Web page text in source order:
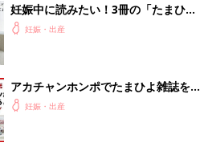
妊娠中に読みたい！3冊の「たまひ
よ」妊娠・出産
アカチャンホンポでたまひよ雑誌を買
うとポイント10倍【期間限定】
妊娠・出産